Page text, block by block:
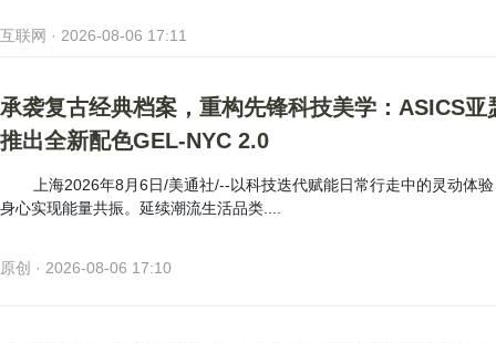
互联网 · 2026-08-06 17:11
承袭复古经典档案，重构先锋科技美学：ASICS亚
推出全新配色GEL-NYC 2.0
上海2026年8月6日/美通社/--以科技迭代赋能日常行走中的灵动体
身心实现能量共振。延续潮流生活品类....
原创 · 2026-08-06 17:10